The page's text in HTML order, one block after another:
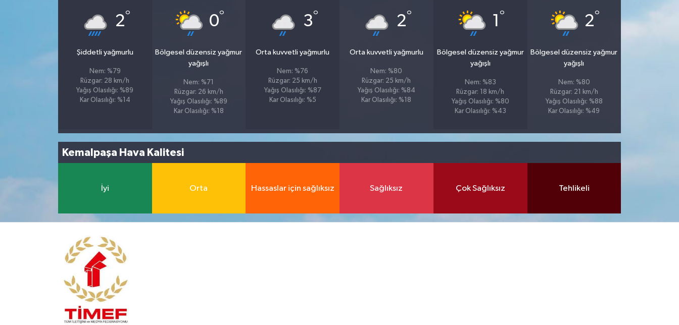
2°
Şiddetli yağmurlu
Nem: %79
Rüzgar: 28 km/h
Yağış Olasılığı: %89
Kar Olasılığı: %14
0°
Bölgesel düzensiz yağmur
yağışlı
Nem: %71
Rüzgar: 26 km/h
Yağış Olasılığı: %89
Kar Olasılığı: %18
3°
Orta kuvvetli yağmurlu
Nem: %76
Rüzgar: 25 km/h
Yağış Olasılığı: %87
Kar Olasılığı: %5
2°
Orta kuvvetli yağmurlu
Nem: %80
Rüzgar: 25 km/h
Yağış Olasılığı: %84
Kar Olasılığı: %18
1 °
Bölgesel düzensiz yağmur
yağışlı
Nem: %83
Rüzgar: 18 km/h
Yağış Olasılığı: %80
Kar Olasılığı: %43
2°
Bölgesel düzensiz yağmur
yağışlı
Nem: %80
Rüzgar: 21 km/h
Yağış Olasılığı: %88
Kar Olasılığı: %49
Kemalpaşa Hava Kalitesi
İyi Orta Hassaslar için sağlıksız Sağlıksız Çok Sağlıksız Tehlikeli